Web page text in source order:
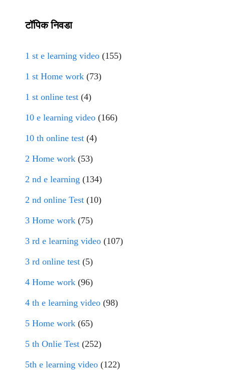
टॉपिक निवडा
1 st e learning video (155)
1 st Home work (73)
1 st online test (4)
10 e learning video (166)
10 th online test (4)
2 Home work (53)
2 nd e learning (134)
2 nd online Test (10)
3 Home work (75)
3 rd e learning video (107)
3 rd online test (5)
4 Home work (96)
4 th e learning video (98)
5 Home work (65)
5 th Onlie Test (252)
5th e learning video (122)